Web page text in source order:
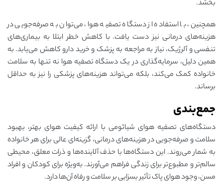
بخشد.
همچنین، با استفاده از دستگاه تصفیه هوا، می‌توان به صرفه‌جویی در
هزینه‌های درمانی نیز دست یافت. با کاهش خطر ابتلا به بیماری‌های
تنفسی و آلرژیک، نیاز به مراجعه به پزشک و خرید دارو کاهش می‌یابد. به
همین دلیل، سرمایه‌گذاری در یک دستگاه تصفیه هوا نه تنها به سلامت
خانواده کمک می‌کند، بلکه می‌تواند هزینه‌های پزشکی را نیز به حداقل
برساند.
جمع‌بندی
دستگاه‌های تصفیه هوای شیائومی با ارائه کیفیت هوای بهتر، بهبود
سلامت و صرفه‌جویی در هزینه‌های درمانی، گزینه‌ای عالی برای هر خانواده
به شمار می‌روند. این دستگاه‌ها با حذف آلاینده‌ها و ذرات معلق، محیطی
سالم‌تر و مطبوع‌تر برای زندگی فراهم می‌آورند. به‌ویژه برای کودکان و افراد
مسن، وجود هوای پاک تأثیر بسزایی بر سلامت و رفاه آن‌ها دارد.